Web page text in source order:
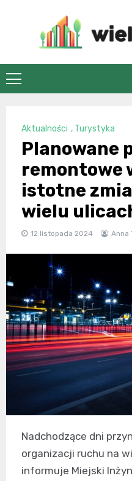
Aktualności , Turystyka
Planowane
remontowe
istotne
wielu
12 listopada 2024 Anna
Nadchodzące dni
organizacji ruchu na
informuje Miejski